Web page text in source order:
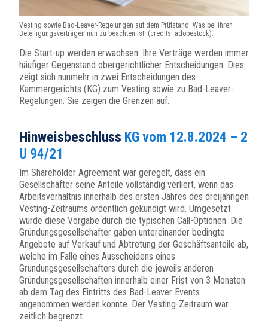
Vesting sowie Bad-Leaver-Regelungen auf dem Prüfstand: Was bei ihren
Beteiligungsverträgen nun zu beachten ist! (credits: adobestock).
Die Start-up werden erwachsen. Ihre Verträge werden immer
häufiger Gegenstand obergerichtlicher Entscheidungen. Dies
zeigt sich nunmehr in zwei Entscheidungen des
Kammergerichts (KG) zum Vesting sowie zu Bad-Leaver-
Regelungen. Sie zeigen die Grenzen auf.
Hinweisbeschluss KG vom 12.8.2024 – 2
U 94/21
Im Shareholder Agreement war geregelt, dass ein
Gesellschafter seine Anteile vollständig verliert, wenn das
Arbeitsverhältnis innerhalb des ersten Jahres des dreijährigen
Vesting-Zeitraums ordentlich gekündigt wird. Umgesetzt
wurde diese Vorgabe durch die typischen Call-Optionen. Die
Gründungsgesellschafter gaben untereinander bedingte
Angebote auf Verkauf und Abtretung der Geschäftsanteile ab,
welche im Falle eines Ausscheidens eines
Gründungsgesellschafters durch die jeweils anderen
Gründungsgesellschaften innerhalb einer Frist von 3 Monaten
ab dem Tag des Eintritts des Bad-Leaver Events
angenommen werden konnte. Der Vesting-Zeitraum war
zeitlich begrenzt.